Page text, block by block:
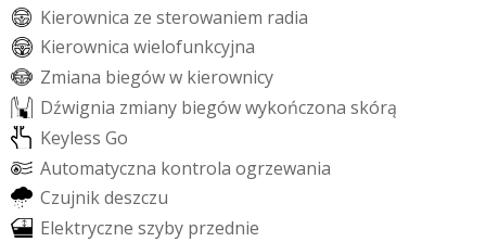
Kierownica ze sterowaniem radia
Kierownica wielofunkcyjna
Zmiana biegóww kierownicy
Dźwignia zmiany biegówwykończona skórą
Keyless Go
Automatyczna kontrola ogrzewania
Czujnikdeszczu
Elektryczne szyby przednie